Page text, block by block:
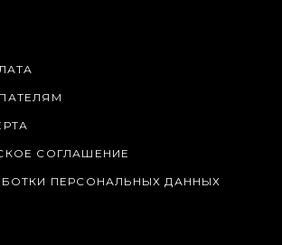
СОГЛАШЕНИЕ
ПЕРСОНАЛЬНЫХ ДАННЫХ